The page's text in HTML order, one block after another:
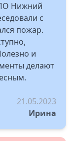
Нижний
с
пожар.
и
делают
21.05.2023
Ирина